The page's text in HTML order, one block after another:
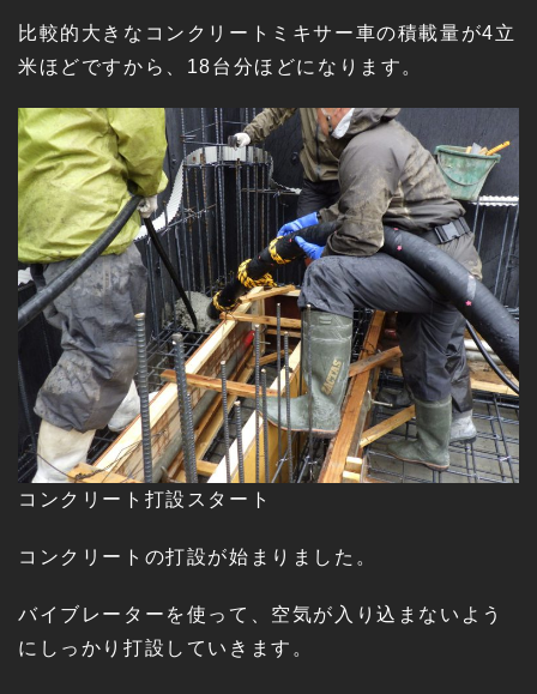
比較的大きなコンクリートミキサー車の積載量が4立
米ほどですから、18台分ほどになります。
コンクリート打設スタート
コンクリートの打設が始まりました。
バイブレーターを使って、空気が入り込まないよう
にしっかり打設していきます。